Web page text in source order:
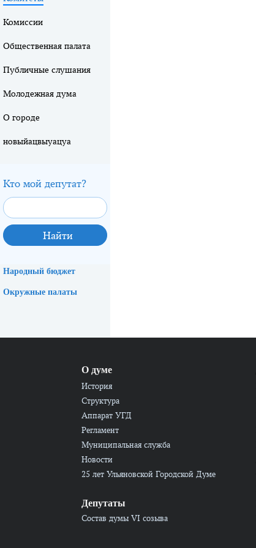
Комиссии
Общественная палата
Публичные слушания
Молодежная дума
О городе
новыйацвыуацуа
Кто мой депутат?
Народный бюджет
Окружные палаты
О думе
История
Структура
Аппарат УГД
Регламент
Муниципальная служба
Новости
25 лет Ульяновской Городской Думе
Депутаты
Состав думы VI созыва